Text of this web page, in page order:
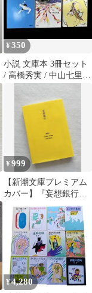
¥350
小説 文庫本 3冊セット
/ 高橋秀実 / 中山七里 /
¥999
【新潮文庫プレミアム
カバー】『妄想銀行』
星新一
¥4,280